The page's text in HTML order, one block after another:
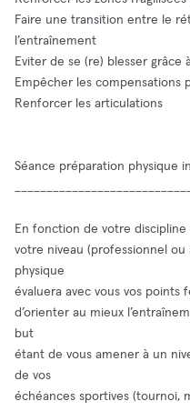
Faire une transition entre le
l’entraînement
Eviter de se (re) blesser grâce
Empêcher les compensations
Renforcer les articulations
Séance préparation physique
En fonction de votre
votre niveau (professionnel
physique
évaluera avec vous vos points
d’orienter au mieux
but
étant de vous amener à un
de vos
échéances sportives (tournoi,